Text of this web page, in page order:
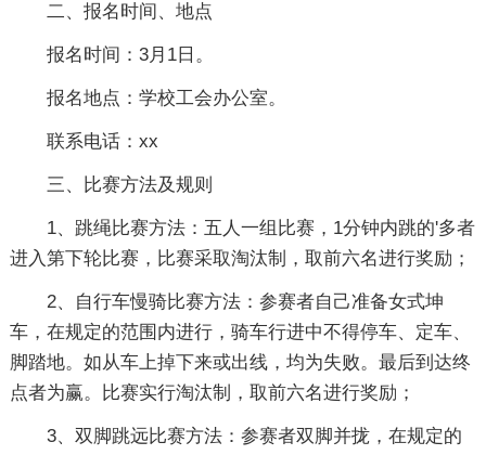
二、报名时间、地点
报名时间：3月1日。
报名地点：学校工会办公室。
联系电话：xx
三、比赛方法及规则
1、跳绳比赛方法：五人一组比赛，1分钟内跳的'多者
进入第下轮比赛，比赛采取淘汰制，取前六名进行奖励；
2、自行车慢骑比赛方法：参赛者自己准备女式坤
车，在规定的范围内进行，骑车行进中不得停车、定车、
脚踏地。如从车上掉下来或出线，均为失败。最后到达终
点者为赢。比赛实行淘汰制，取前六名进行奖励；
3、双脚跳远比赛方法：参赛者双脚并拢，在规定的